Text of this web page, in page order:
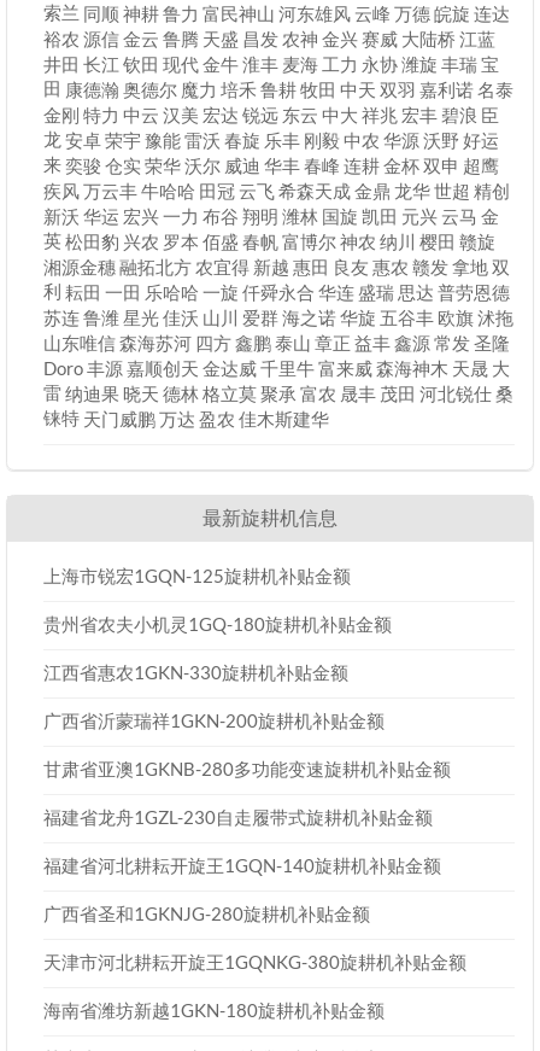
索兰 同顺 神耕鲁力 富民神山 河东雄风 云峰 万德皖旋 连达
裕农 源信金云 鲁腾 天盛 昌发 农神 金兴赛威 大陆桥 江蓝
井田 长江 钦田 现代金牛淮丰 麦海 工力 永协潍旋 丰瑞宝
田 康德瀚 奥德尔 魔力 培禾鲁耕牧田 中天 双羽 嘉利诺名泰
金刚 特力 中云 汉美 宏达 锐远 东云 中大 祥兆 宏丰 碧浪 臣
龙安卓荣宇豫能雷沃 春旋 乐丰 刚毅中农 华源沃野 好运
来奕骏 仓实 荣华沃尔 威迪 华丰春峰 连耕金杯 双申 超鹰
疾风万云丰牛哈哈 田冠 云飞希森天成金鼎 龙华世超 精创
新沃 华运 宏兴一力 布谷 翔明 潍林 国旋 凯田 元兴 云马 金
英松田豹 兴农 罗本 佰盛 春帆富博尔 神农 纳川 樱田 赣旋
湘源金穗融拓北方 农宜得 新越 惠田 良友 惠农 赣发拿地 双
利 耘田 一田 乐哈哈 一旋 仟舜永合 华连盛瑞 思达 普劳恩德
苏连鲁潍星光佳沃 山川 爱群海之诺华旋 五谷丰 欧旗沭拖
山东唯信森海苏河 四方鑫鹏泰山 章正 益丰鑫源常发圣隆
Doro丰源嘉顺创天 金达威千里牛富来威森海神木 天晟 大
雷纳迪果 晓天 德林格立莫聚承 富农 晟丰 茂田 河北锐仕桑
铼特 天门威鹏万达 盈农 佳木斯建华
最新旋耕机信息
上海市锐宏1GQN-125旋耕机补贴金额
贵州省农夫小机灵1GQ-180旋耕机补贴金额
江西省惠农1GKN-330旋耕机补贴金额
广西省沂蒙瑞祥1GKN-200旋耕机补贴金额
甘肃省亚澳1GKNB-280多功能变速旋耕机补贴金额
福建省龙舟1GZL-230自走履带式旋耕机补贴金额
福建省河北耕耘开旋王1GQN-140旋耕机补贴金额
广西省圣和1GKNJG-280旋耕机补贴金额
天津市河北耕耘开旋王1GQNKG-380旋耕机补贴金额
海南省潍坊新越1GKN-180旋耕机补贴金额